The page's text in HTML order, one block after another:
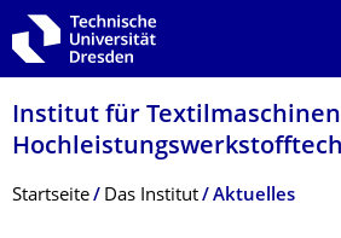
Zur Hauptnavigation springen
Zur Suche springen
Zum Inhalt springen
Institut für
Breadcrumb-Menü
Startseite Das Institut Aktuelles